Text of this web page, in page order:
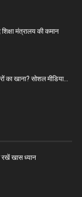
मंत्रालय की कमान
खाना? सोशल मीडिया...
रखें खास ध्यान